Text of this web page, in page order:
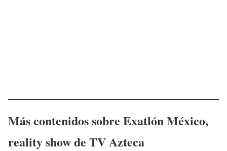
Más contenidos sobre Exatlón México,
reality show de TV Azteca